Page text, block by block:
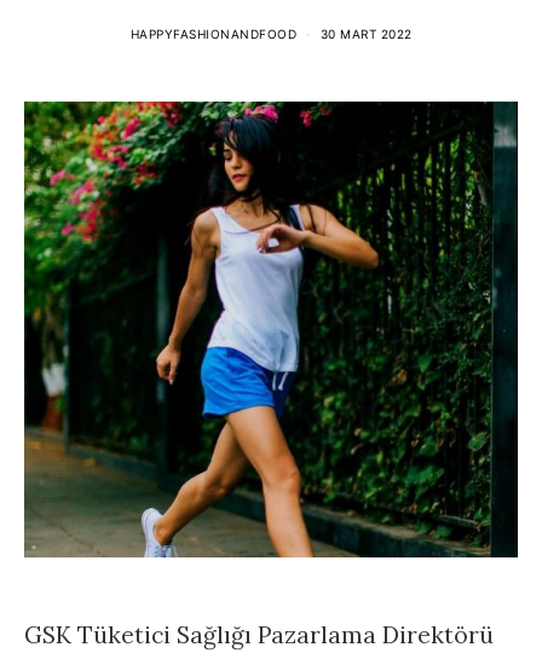
HAPPYFASHIONANDFOOD 30 MART 2022
GSK Tüketici Sağlığı Pazarlama Direktörü